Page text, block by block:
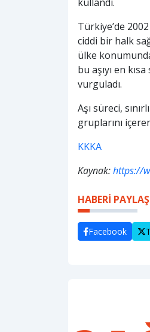
Türkiye’de
ciddi bir halk
ülke
bu aşıyı en
vurguladı.
Aşı süreci,
gruplarını
KKKA
Kaynak:https://
HABERİ PAYLAŞ
Facebook